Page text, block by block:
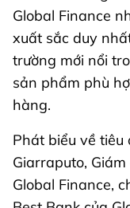
Global Finance
xuất sắc duy
trường mới nổi
sản phẩm phù
hàng.
Phát biểu về tiêu
Giarraputo,
Global Finance,